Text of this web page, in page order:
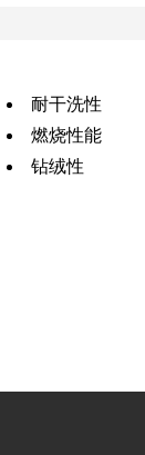
耐干洗性
燃烧性能
钻绒性